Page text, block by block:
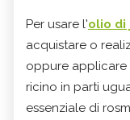
Per usare l'olio di
acquistare o
oppure
ricino in parti
essenziale di